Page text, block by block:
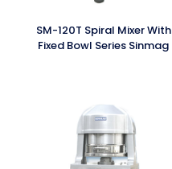
SM-120T Spiral Mixer With
Fixed Bowl Series Sinmag